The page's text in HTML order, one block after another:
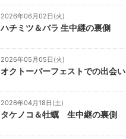
2026年06月02日(火)
ハチミツ＆バラ 生中継の裏側
2026年05月05日(火)
オクトーバーフェストでの出会い
2026年04月18日(土)
タケノコ＆牡蠣 生中継の裏側